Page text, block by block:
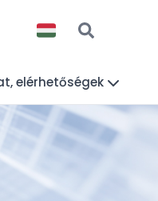
elérhetőségek